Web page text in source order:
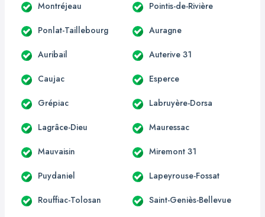
Montréjeau Pointis-de-Rivière
Ponlat-Taillebourg Auragne
Auribail Auterive 31
Caujac Esperce
Grépiac Labruyère-Dorsa
Lagrâce-Dieu Mauressac
Mauvaisin Miremont 31
Puydaniel Lapeyrouse-Fossat
Rouffiac-Tolosan Saint-Geniès-Bellevue